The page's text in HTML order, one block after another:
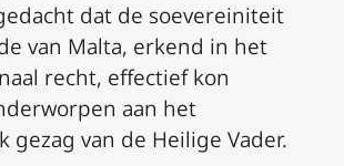
dat de soevereiniteit
van Malta, erkend in het
recht, effectief kon
aan het
gezag van de Heilige Vader.